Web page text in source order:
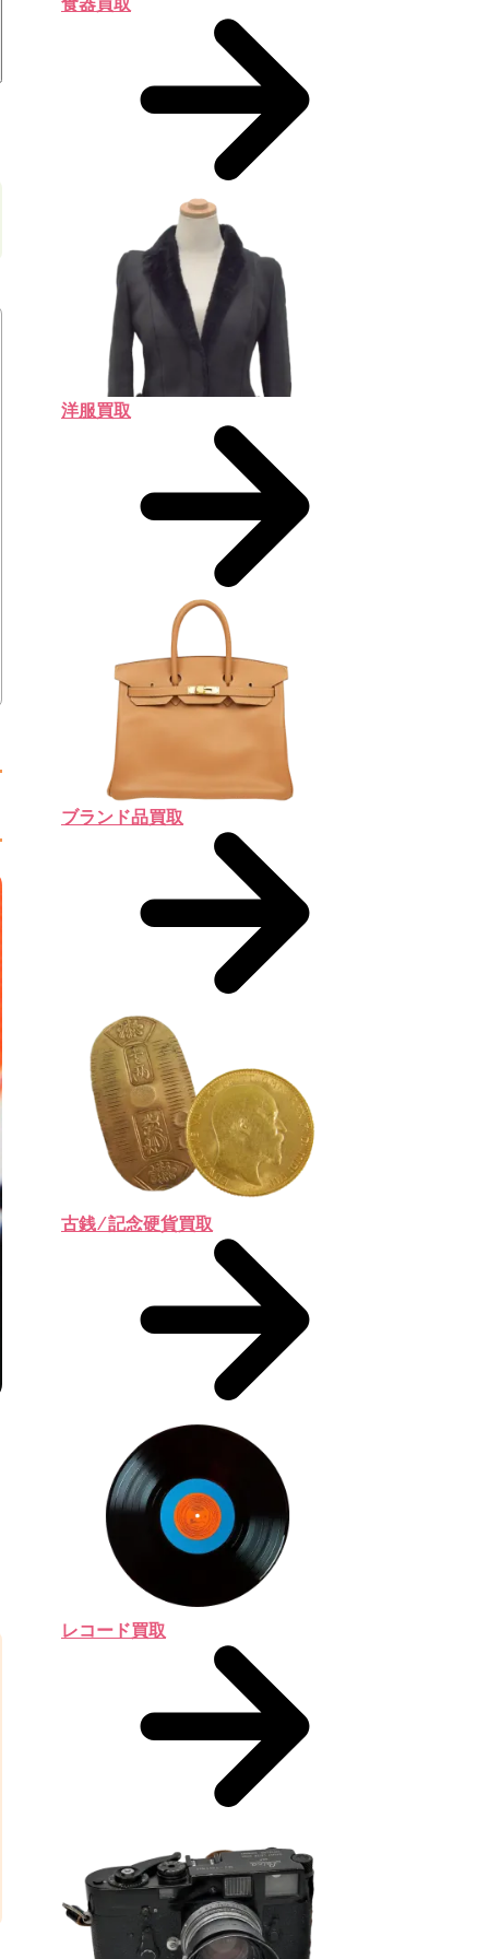
食器買取
洋服買取
ブランド品買取
古銭 ⁄ 記念硬貨買取
レコード買取